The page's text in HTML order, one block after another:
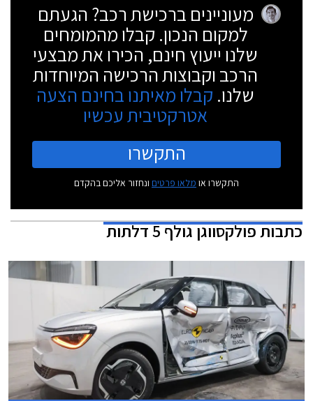
מעוניינים ברכישת רכב? הגעתם
למקום הנכון. קבלו מהמומחים
שלנו ייעוץ חינם, הכירו את מבצעי
הרכב וקבוצות הרכישה המיוחדות
שלנו. קבלו מאיתנו בחינם הצעה
אטרקטיבית עכשיו
התקשרו
התקשרו או מלאו פרטים ונחזור אליכם בהקדם
כתבותפולקסווגן גולף 5 דלתות